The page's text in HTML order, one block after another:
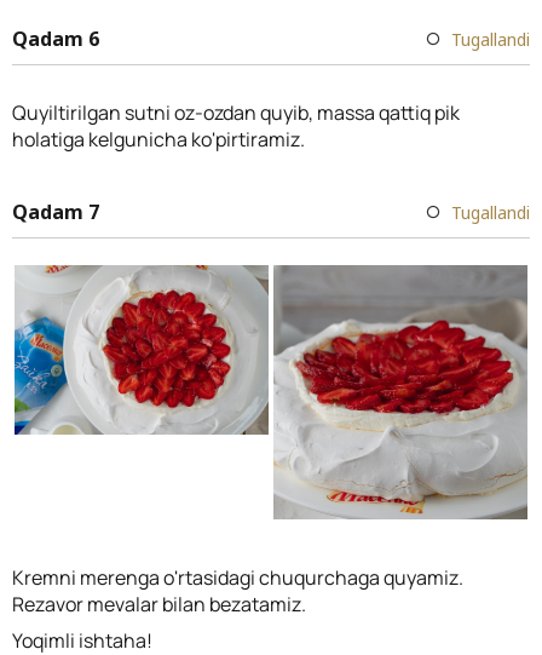
Qadam 6 Tugallandi
Quyiltirilgan sutni oz-ozdan quyib, massa qattiq pik
holatiga kelgunicha ko'pirtiramiz.
Qadam 7 Tugallandi
Kremni merenga o'rtasidagi chuqurchaga quyamiz.
Rezavor mevalar bilan bezatamiz.
Yoqimli ishtaha!